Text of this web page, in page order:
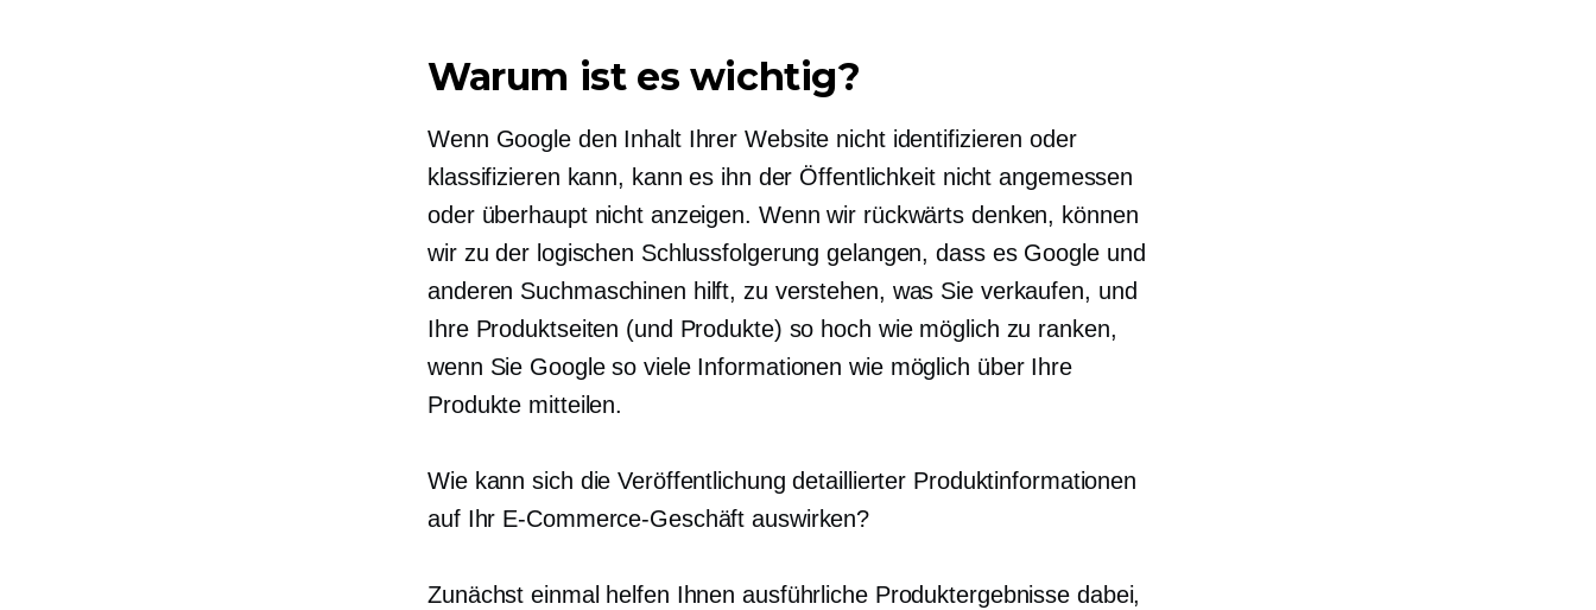
Warum ist es wichtig?
Wenn Google den Inhalt Ihrer Website nicht identifizieren oder
klassifizieren kann, kann es ihn der Öffentlichkeit nicht angemessen
oder überhaupt nicht anzeigen. Wenn wir rückwärts denken, können
wir zu der logischen Schlussfolgerung gelangen, dass es Google und
anderen Suchmaschinen hilft, zu verstehen, was Sie verkaufen, und
Ihre Produktseiten (und Produkte) so hoch wie möglich zu ranken,
wenn Sie Google so viele Informationen wie möglich über Ihre
Produkte mitteilen.
Wie kann sich die Veröffentlichung detaillierter Produktinformationen
auf Ihr E-Commerce-Geschäft auswirken?
Zunächst einmal helfen Ihnen ausführliche Produktergebnisse dabei,